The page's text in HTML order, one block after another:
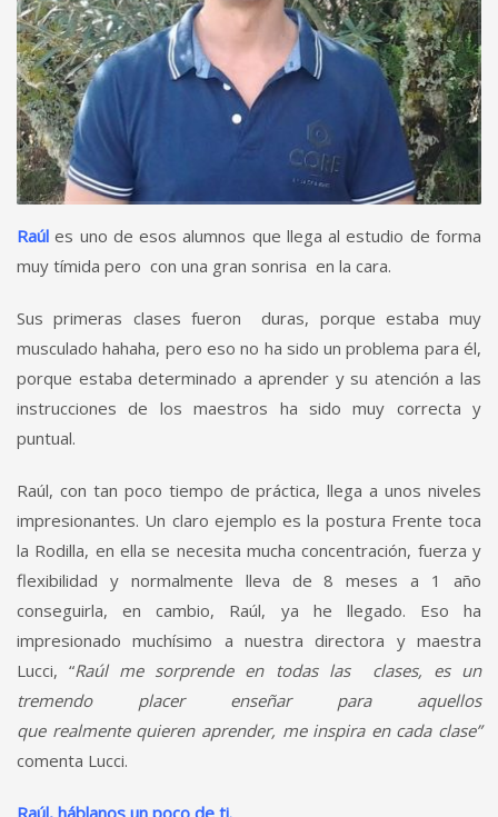
Raúl es uno de esos alumnos que llega al estudio de forma
muy tímida pero con una gran sonrisa en la cara.
Sus primeras clases fueron duras, porque estaba muy
musculado hahaha, pero eso no ha sido un problema para él,
porque estaba determinado a aprender y su atención a las
instrucciones de los maestros ha sido muy correcta y
puntual.
Raúl, con tan poco tiempo de práctica, llega a unos niveles
impresionantes. Un claro ejemplo es la postura Frente toca
la Rodilla, en ella se necesita mucha concentración, fuerza y
flexibilidad y normalmente lleva de 8 meses a 1 año
conseguirla, en cambio, Raúl, ya he llegado. Eso ha
impresionado muchísimo a nuestra directora y maestra
Lucci, “Raúl me sorprende en todas las clases, es un
tremendo placer enseñar para aquellos
que realmente quieren aprender, me inspira en cada clase”
comenta Lucci.